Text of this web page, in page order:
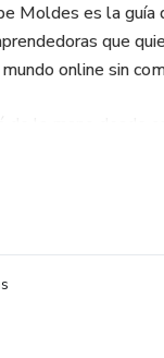
Moldes es la guía
que
online sin
confusas.
personal auténtica